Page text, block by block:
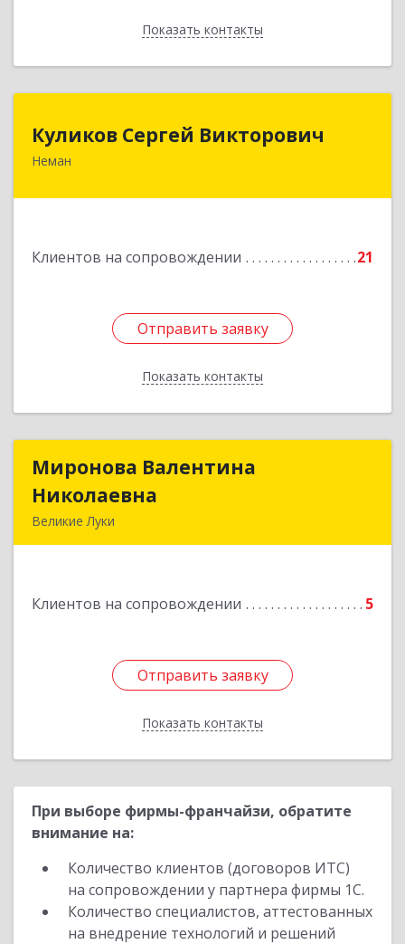
Показать контакты
Назад
Куликов Сергей Викторович
Неман
Клиентов на сопровождении 21
Отправить заявку
Показать контакты
Куликов Сергей Викторович
Отправить заявку
Назад
Миронова Валентина
Николаевна
Великие Луки
Клиентов на сопровождении 5
Отправить заявку
Показать контакты
Миронова Валентина
Отправить заявку
Назад
При выборе фирмы-франчайзи, обратите
внимание на:
Количество клиентов (договоров ИТС)
на сопровождении у партнера фирмы 1С.
Количество специалистов, аттестованных
на внедрение технологий и решений